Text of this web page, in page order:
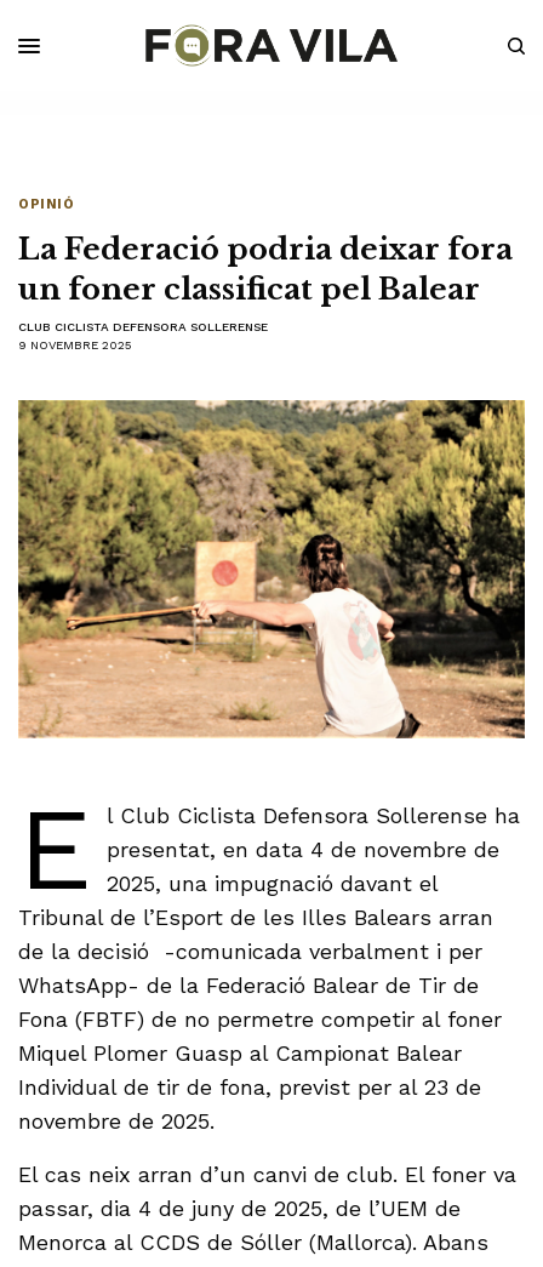
OPINIÓ
La Federació podria deixar fora
un foner classificat pel Balear
CLUB CICLISTA DEFENSORA SOLLERENSE
9 NOVEMBRE 2025
E
l Club Ciclista Defensora Sollerense ha
presentat, en data 4 de novembre de
2025, una impugnació davant el
Tribunal de l’Esport de les Illes Balears arran
de la decisió -comunicada verbalment i per
WhatsApp- de la Federació Balear de Tir de
Fona (FBTF) de no permetre competir al foner
Miquel Plomer Guasp al Campionat Balear
Individual de tir de fona, previst per al 23 de
novembre de 2025.
El cas neix arran d’un canvi de club. El foner va
passar, dia 4 de juny de 2025, de l’UEM de
Menorca al CCDS de Sóller (Mallorca). Abans